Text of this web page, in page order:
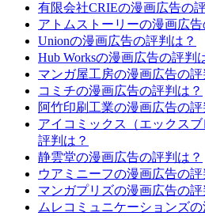
有限会社CRIEの漫画広告の
アトムストーリーの漫画広告
Unionの漫画広告の評判は？
Hub Worksの漫画広告の評判
マンガ屋工房の漫画広告の評
コミチの漫画広告の評判は？
阿竹印刷工業の漫画広告の評
アイコミックス（エックス
評判は？
静雲堂の漫画広告の評判は？
ウアミニーフの漫画広告の評
マンガプリズの漫画広告の評
ムレコミュニケーションズ